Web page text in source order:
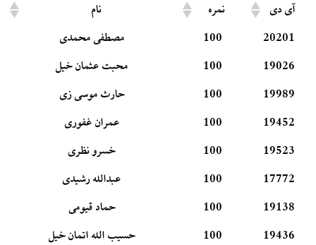
آی دی نمره
نام
20201
100
مصطفی محمدی
19026
100
محبت عثمان خیل
19989
100
حارث موسی زی
19452
100
عمران غفوری
19523
100
خسرو نظری
17772
100
عبدالله رشیدی
19138
100
حماد قیومی
19436
100
حسیب الله اتمان خیل